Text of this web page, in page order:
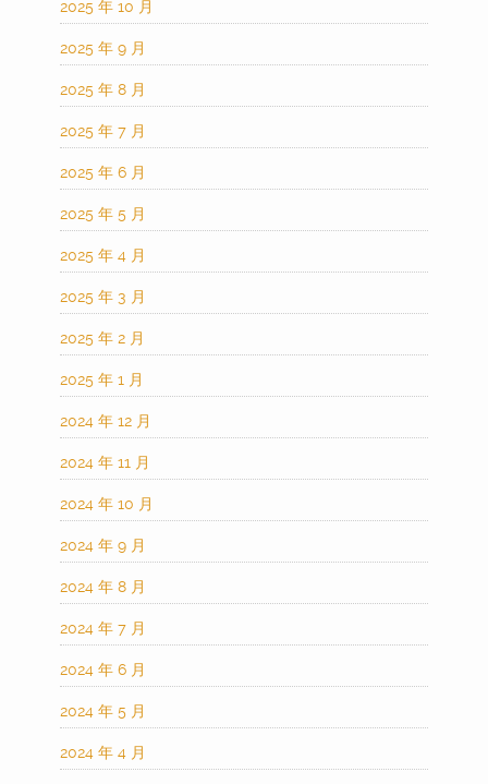
2025 年 10 月
2025 年 9 月
2025 年 8 月
2025 年 7 月
2025 年 6 月
2025 年 5 月
2025 年 4 月
2025 年 3 月
2025 年 2 月
2025 年 1 月
2024 年 12 月
2024 年 11 月
2024 年 10 月
2024 年 9 月
2024 年 8 月
2024 年 7 月
2024 年 6 月
2024 年 5 月
2024 年 4 月